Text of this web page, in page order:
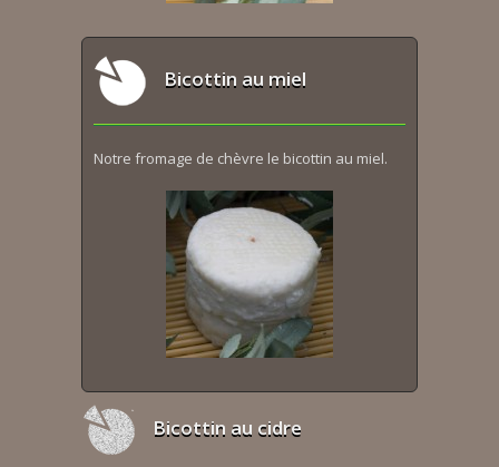
Bicottin au miel
Notre fromage de chèvre le bicottin au miel.
Bicottin au cidre